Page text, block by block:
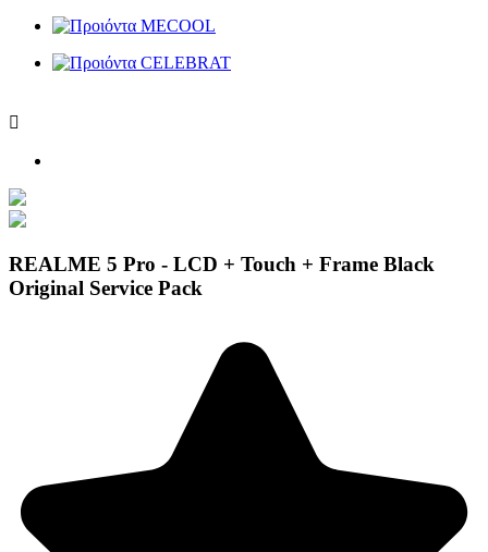

REALME 5 Pro - LCD + Touch + Frame Black
Original Service Pack